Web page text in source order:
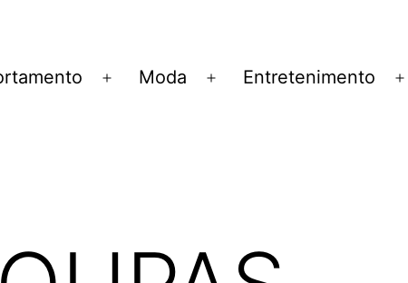
Abrir
Moda
Abrir
Entretenimento